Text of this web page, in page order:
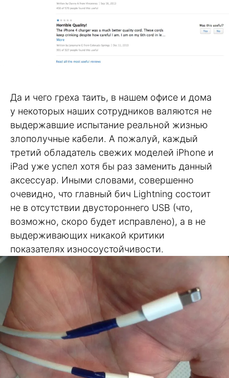
Да и чего греха таить, в нашем офисе и дома
у некоторых наших сотрудников валяются не
выдержавшие испытание реальной жизнью
злополучные кабели. А пожалуй, каждый
третий обладатель свежих моделей iPhone и
iPad уже успел хотя бы раз заменить данный
аксессуар. Иными словами, совершенно
очевидно, что главный бич Lightning состоит
не в отсутствии двустороннего USB (что,
возможно, скоро будет исправлено), а в не
выдерживающих никакой критики
показателях износоустойчивости.